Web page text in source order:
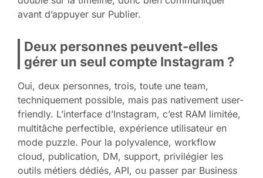
avant d’appuyer sur Publier.
Deux personnes peuvent-elles
gérer un seul compte Instagram ?
Oui, deux personnes, trois, toute une team,
techniquement possible, mais pas nativement user-
friendly. L’interface d’Instagram, c’est RAM limitée,
multitâche perfectible, expérience utilisateur en
mode puzzle. Pour la polyvalence, workflow
cloud, publication, DM, support, privilégier les
outils métiers dédiés, API, ou passer par Business